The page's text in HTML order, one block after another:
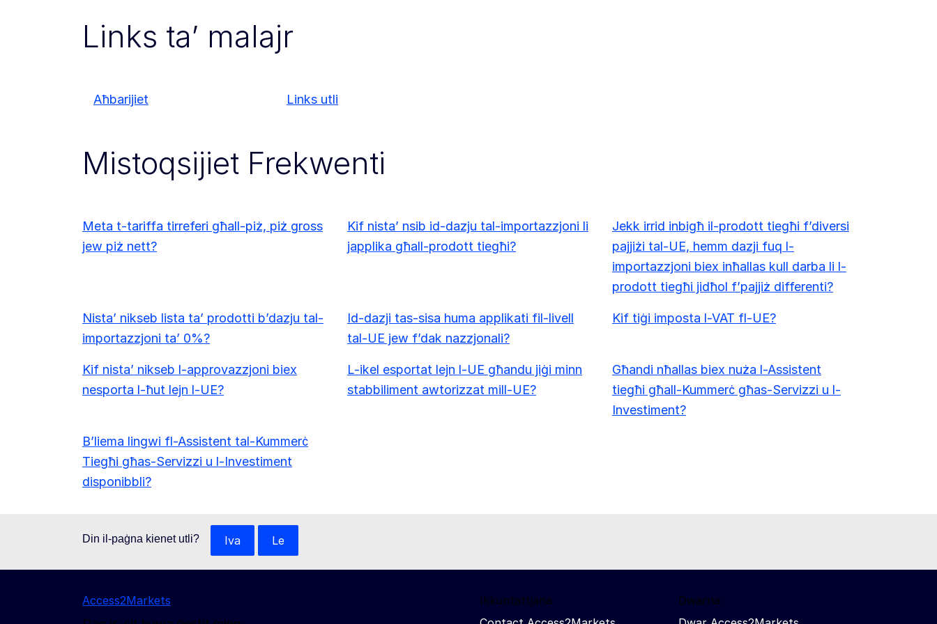
Links ta’ malajr
Aħbarijiet Links utli
Mistoqsijiet Frekwenti
Meta t-tariffa tirreferi għall-piż, piż gross
jew piż nett?
Kif nista’ nsib id-dazju tal-importazzjoni li
japplika għall-prodott tiegħi?
Jekk irrid inbigħ il-prodott tiegħi f’diversi
pajjiżi tal-UE, hemm dazji fuq l-
importazzjoni biex inħallas kull darba li l-
prodott tiegħi jidħol f’pajjiż differenti?
Nista’ nikseb lista ta’ prodotti b’dazju tal-
importazzjoni ta’ 0%?
Id-dazji tas-sisa huma applikati fil-livell
tal-UE jew f’dak nazzjonali?
Kif tiġi imposta l-VAT fl-UE?
Kif nista’ nikseb l-approvazzjoni biex
nesporta l-ħut lejn l-UE?
L-ikel esportat lejn l-UE għandu jiġi minn
stabbiliment awtorizzat mill-UE?
Għandi nħallas biex nuża l-Assistent
tiegħi għall-Kummerċ għas-Servizzi u l-
Investiment?
B’liema lingwi fl-Assistent tal-Kummerċ
Tiegħi għas-Servizzi u l-Investiment
disponibbli?
Din il-paġna kienet utli? Iva Le
Access2Markets
Ikkuntattjana
Dwarna